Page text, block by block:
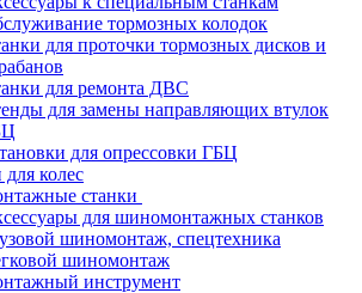
тормозных колодок
для проточки тормозных дисков и
для ремонта ДВС
для замены направляющих втулок
для опрессовки ГБЦ
колес
станки
для шиномонтажных станков
шиномонтаж, спецтехника
шиномонтаж
инструмент